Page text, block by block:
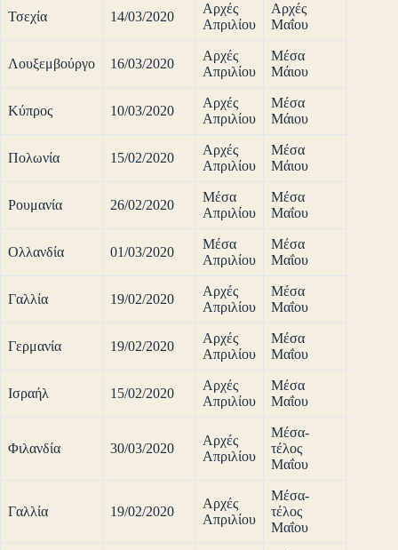
Τσεχία 14/03/2020
Αρχές
Απριλίου
Αρχές
Μαΐου
Λουξεμβούργο 16/03/2020
Αρχές
Απριλίου
Μέσα
Μάιου
Κύπρος 10/03/2020
Αρχές
Απριλίου
Μέσα
Μάιου
Πολωνία 15/02/2020
Αρχές
Απριλίου
Μέσα
Μάιου
Ρουμανία 26/02/2020
Μέσα
Απριλίου
Μέσα
Μαΐου
Ολλανδία 01/03/2020
Μέσα
Απριλίου
Μέσα
Μαΐου
Γαλλία 19/02/2020
Αρχές
Απριλίου
Μέσα
Μαΐου
Γερμανία 19/02/2020
Αρχές
Απριλίου
Μέσα
Μαΐου
Ισραήλ 15/02/2020
Αρχές
Απριλίου
Μέσα
Μαΐου
Φιλανδία 30/03/2020
Αρχές
Απριλίου
Μέσα-
τέλος
Μαΐου
Γαλλία 19/02/2020
Αρχές
Απριλίου
Μέσα-
τέλος
Μαΐου